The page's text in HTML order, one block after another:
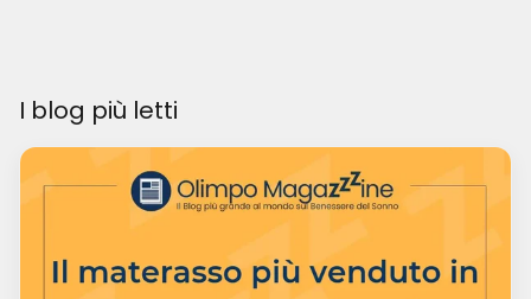
I blog più letti